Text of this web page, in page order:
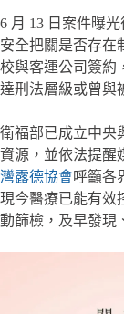
6 月 13 日案件曝
安全把關是否存在
校與客運公司簽約
達刑法層級或曾與
衛福部已成立中央
資源，並依法提醒
灣露德協會呼籲各
現今醫療已能有效
動篩檢，及早發現